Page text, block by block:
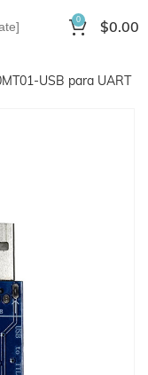
0 $0.00
USB para UART